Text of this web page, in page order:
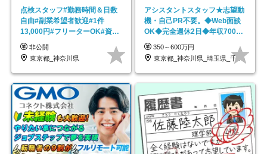
点検スタッフ#勤務時間＆日数
自由#副業希望者歓迎#1件
13,000円#フリーターOK#資格
スキル不要
非公開
東京都_神奈川県
アシスタントスタッフ★志望動
機・自己PR不要。◆Web面談
OK◆完全週休2日◆年収700万
円可/p13
350～600万円
東京都_神奈川県_埼玉県_千葉県_大阪府…